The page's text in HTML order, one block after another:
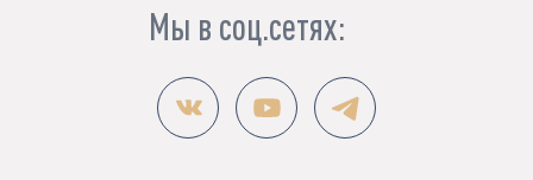
Мы в соц.сетях: